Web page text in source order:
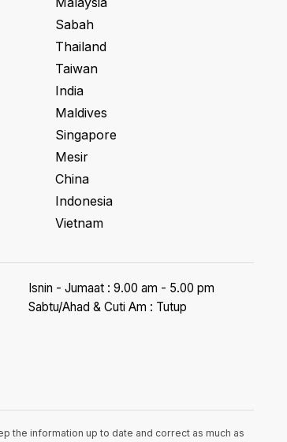
Sabah
Thailand
Taiwan
India
Maldives
Singapore
Mesir
China
Indonesia
Vietnam
Isnin - Jumaat : 9.00 am - 5.00 pm
Sabtu/Ahad & Cuti Am : Tutup
the information up to date and correct as much as